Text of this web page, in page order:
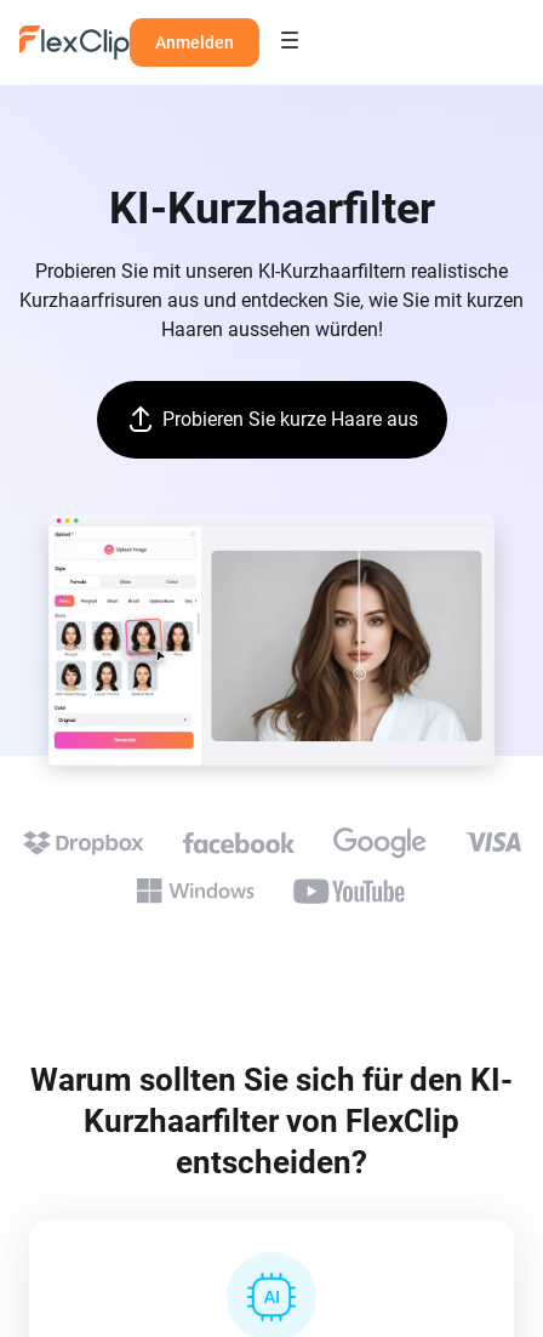
Anmelden
KI-Kurzhaarfilter
Probieren Sie mit unseren KI-Kurzhaarfiltern realistische
Kurzhaarfrisuren aus und entdecken Sie, wie Sie mit kurzen
Haaren aussehen würden!
Probieren Sie kurze Haare aus
Warum sollten Sie sich für den KI-
Kurzhaarfilter von FlexClip
entscheiden?